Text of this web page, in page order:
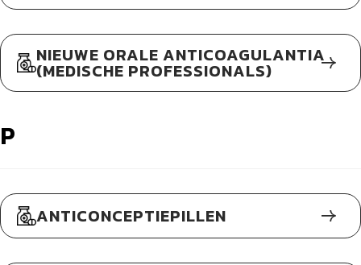
NIEUWE ORALE ANTICOAGULANTIA
(MEDISCHE PROFESSIONALS)
P
ANTICONCEPTIEPILLEN